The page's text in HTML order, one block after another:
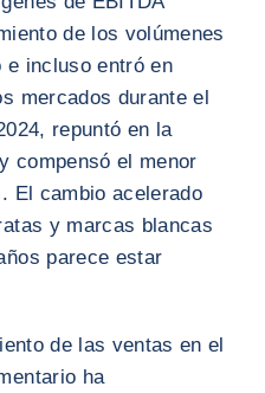
de los volúmenes
e incluso entró en
mercados durante el
repuntó en la
compensó el menor
El cambio acelerado
y marcas blancas
parece estar
de las ventas en el
ha